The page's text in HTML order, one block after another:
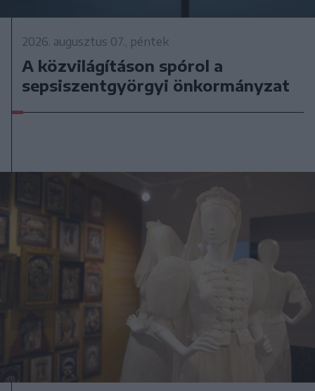
2026. augusztus 07., péntek
A közvilágításon spórol a
sepsiszentgyörgyi önkormányzat